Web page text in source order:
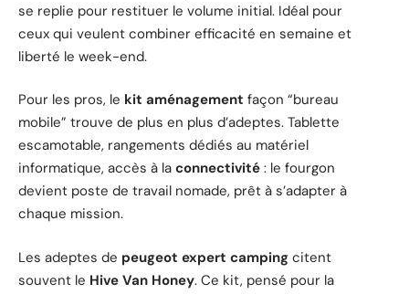
se replie pour restituer le volume initial. Idéal pour
ceux qui veulent combiner efficacité en semaine et
liberté le week-end.
Pour les pros, le kit aménagement façon “bureau
mobile” trouve de plus en plus d’adeptes. Tablette
escamotable, rangements dédiés au matériel
informatique, accès à la connectivité : le fourgon
devient poste de travail nomade, prêt à s’adapter à
chaque mission.
Les adeptes de peugeot expert camping citent
souvent le Hive Van Honey. Ce kit, pensé pour la